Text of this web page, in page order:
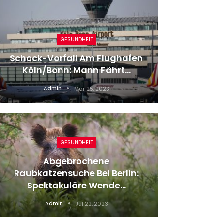
GESUNDHEIT
Schock-Vorfall Am Flughafen
Köln/Bonn: Mann Fährt…
Admin Mar 25, 2023
GESUNDHEIT
Abgebrochene
Raubkatzensuche Bei Berlin:
Spektakuläre Wende…
Admin Jul 22, 2023